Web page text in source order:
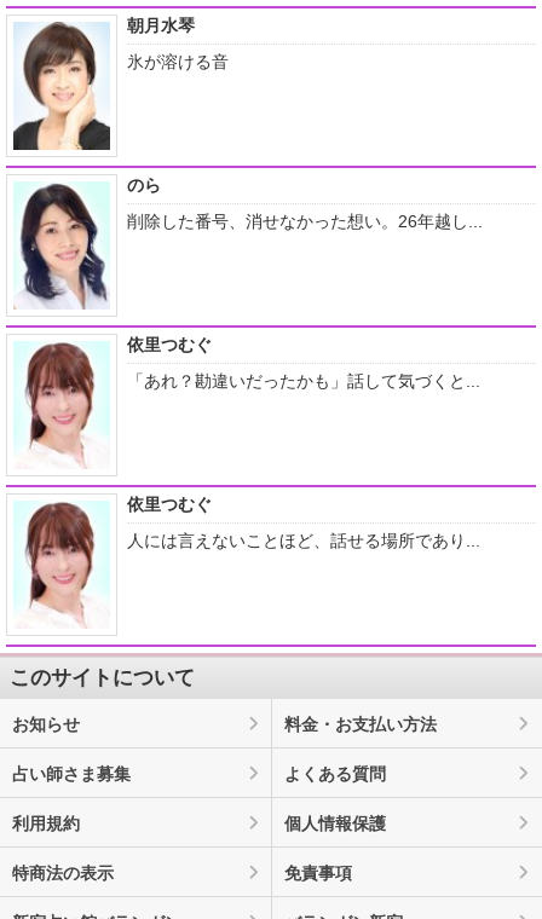
朝月水琴
氷が溶ける音
のら
削除した番号、消せなかった想い。26年越し...
依里つむぐ
「あれ？勘違いだったかも」話して気づくと...
依里つむぐ
人には言えないことほど、話せる場所であり...
このサイトについて
お知らせ 料金・お支払い方法
占い師さま募集 よくある質問
利用規約 個人情報保護
特商法の表示 免責事項